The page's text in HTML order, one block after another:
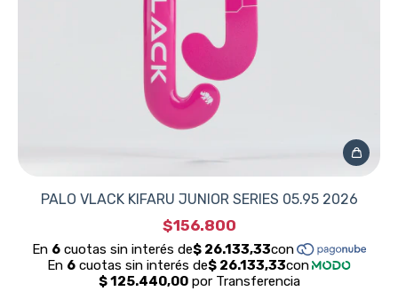
PALO VLACK KIFARU JUNIOR SERIES 05.95 2026
$156.800